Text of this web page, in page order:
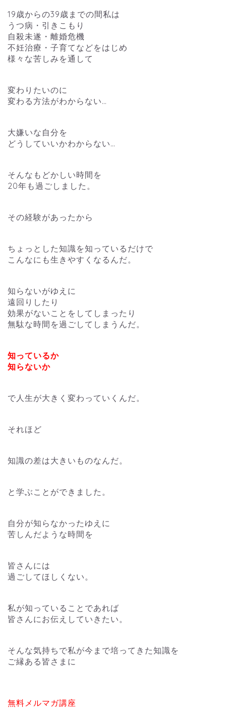
19歳からの39歳までの間私は
うつ病・引きこもり
自殺未遂・離婚危機
不妊治療・子育てなどをはじめ
様々な苦しみを通して
変わりたいのに
変わる方法がわからない…
大嫌いな自分を
どうしていいかわからない…
そんなもどかしい時間を
20年も過ごしました。
その経験があったから
ちょっとした知識を知っているだけで
こんなにも生きやすくなるんだ。
知らないがゆえに
遠回りしたり
効果がないことをしてしまったり
無駄な時間を過ごしてしまうんだ。
知っているか
知らないか
で人生が大きく変わっていくんだ。
それほど
知識の差は大きいものなんだ。
と学ぶことができました。
自分が知らなかったゆえに
苦しんだような時間を
皆さんには
過ごしてほしくない。
私が知っていることであれば
皆さんにお伝えしていきたい。
そんな気持ちで私が今まで培ってきた知識を
ご縁ある皆さまに
無料メルマガ講座